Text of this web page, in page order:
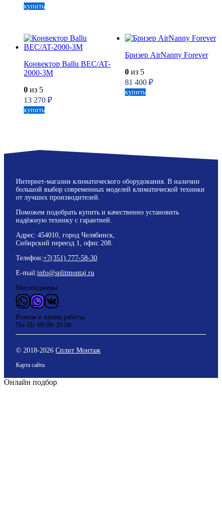
купить
Конвектор Ballu BEC/AT-
2000-3M
0 из 5
13 270 ₽
купить
Бризер AirNanny Forever
0из 5
81 400 ₽
купить
Интернет-магазин климатического оборудования. В наличии
большой выбор современных моделей климатической техники
от лучших производителей.
Поможем подобрать купить и качественно установить
надёжную технику с гарантией.
Адрес: 454010, город Челябинск,
Сибирский переезд 1, офис 208.
Телефон:+7(351) 777-58-30
E-mail:info@splitmontaj.ru
Мессенджеры:
WhatsApp
ViderВКонтакте
Режим и время работы:
Пн-Пт 08:00-20:00
© 2018-2026 Сплит Монтаж
Карта сайта
Онлайн подбор